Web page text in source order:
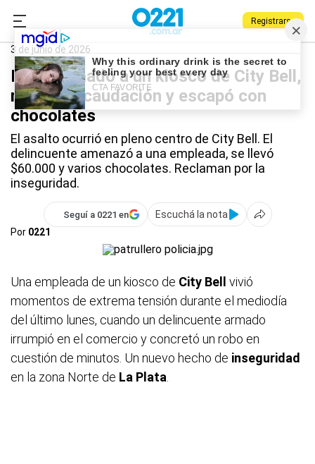
Registrarse
0221.com.ar
City Bell
3 de junio de 2026
Entró armado a un kiosco de City Bell,
robó la recaudación y escapó con
chocolates
El asalto ocurrió en pleno centro de City Bell. El
delincuente amenazó a una empleada, se llevó
$60.000 y varios chocolates. Reclaman por la
inseguridad.
Seguí a 0221 en
Escuchá la nota
Por 0221
Una empleada de un kiosco de City Bell
vivió
momentos de extrema tensión durante el mediodía
del último lunes, cuando un delincuente armado
irrumpió en el comercio y concretó un robo en
cuestión de minutos. Un nuevo hecho de inseguridad
en la zona Norte de La Plata